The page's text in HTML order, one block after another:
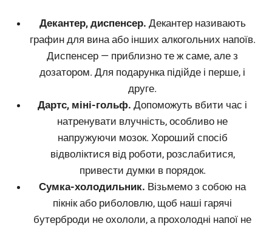
Декантер, диспенсер. Декантер називають
графин для вина або інших алкогольних напоїв.
Диспенсер — приблизно те ж саме, але з
дозатором. Для подарунка підійде і перше, і
друге.
Дартс, міні-гольф. Допоможуть вбити час і
натренувати влучність, особливо не
напружуючи мозок. Хороший спосіб
відволіктися від роботи, розслабитися,
привести думки в порядок.
Сумка-холодильник. Візьмемо з собою на
пікнік або риболовлю, щоб наші гарячі
бутерброди не охололи, а прохолодні напої не